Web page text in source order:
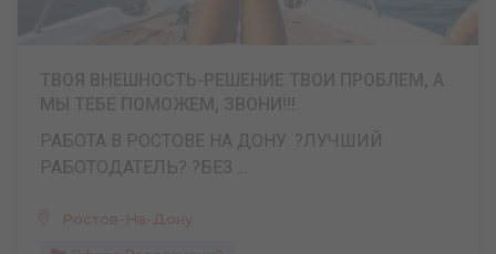
РАБОТА В РОСТОВЕ НА ДОНУ. ?ЛУЧШИЙ
РАБОТОДАТЕЛЬ? ?БЕЗ ...
Ростов-На-Дону